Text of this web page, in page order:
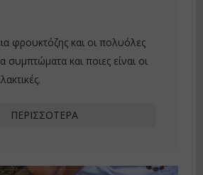
φρουκτόζης και οι πολυόλες
και ποιες είναι οι
ΠΕΡΙΣΣΌΤΕΡΑ